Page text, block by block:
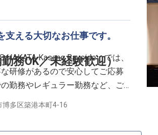
務OK／未経験歓迎）
える大切なお仕事です。
Kasane Bayside」では、
研修があるので安心してご応募
勤務やレギュラー勤務など、ご
場環境も良好！部門の垣根を超
博多区築港本町4-16